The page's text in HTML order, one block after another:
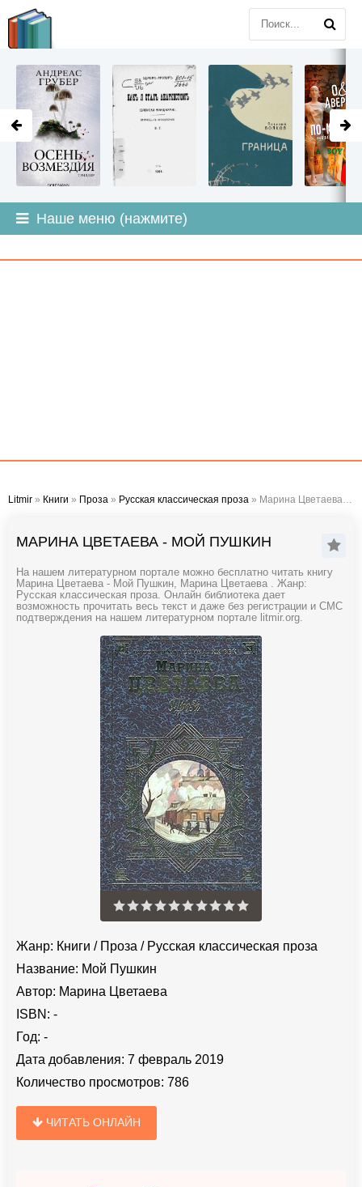
Наше меню (нажмите)
Litmir » Книги » Проза » Русская классическая проза » Марина Цветаева - Мой Пушкин
МАРИНА ЦВЕТАЕВА - МОЙ ПУШКИН
На нашем литературном портале можно бесплатно читать книгу
Марина Цветаева - Мой Пушкин, Марина Цветаева . Жанр:
Русская классическая проза. Онлайн библиотека дает
возможность прочитать весь текст и даже без регистрации и СМС
подтверждения на нашем литературном портале litmir.org.
Жанр: Книги / Проза / Русская классическая проза
Название: Мой Пушкин
Автор: Марина Цветаева
ISBN: -
Год: -
Дата добавления: 7 февраль 2019
Количество просмотров: 786
ЧИТАТЬ ОНЛАЙН
LITMIR.ORG